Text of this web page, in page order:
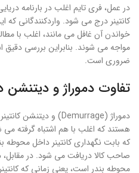
کانتینر درج می شود. واردکنندگانی که
خواندن آن غافل می مانند، اغلب با
مواجه می شوند. بنابراین بررسی دقیق
ضروری است.
تفاوت دموراژ و دیتنشن
هستند که اغلب با هم اشتباه گرفته می
که بابت نگهداری کانتینر داخل محوطه
صاحب کالا دریافت می شود. در مقابل،
محوطه بندر است، یعنی زمانی که